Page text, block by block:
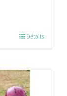
Détails